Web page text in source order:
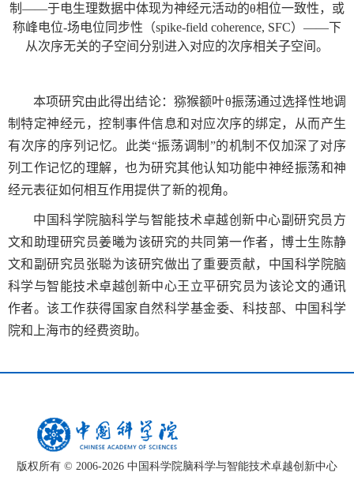
制——于电生理数据中体现为神经元活动的θ相位一致性，或
称峰电位-场电位同步性（spike-field coherence, SFC）——下
从次序无关的子空间分别进入对应的次序相关子空间。
本项研究由此得出结论：猕猴额叶θ振荡通过选择性地调
制特定神经元，控制事件信息和对应次序的绑定，从而产生
有次序的序列记忆。此类“振荡调制”的机制不仅加深了对序
列工作记忆的理解，也为研究其他认知功能中神经振荡和神
经元表征如何相互作用提供了新的视角。
中国科学院脑科学与智能技术卓越创新中心副研究员方
文和助理研究员姜曦为该研究的共同第一作者，博士生陈静
文和副研究员张聪为该研究做出了重要贡献，中国科学院脑
科学与智能技术卓越创新中心王立平研究员为该论文的通讯
作者。该工作获得国家自然科学基金委、科技部、中国科学
院和上海市的经费资助。
版权所有 © 2006-2026 中国科学院脑科学与智能技术卓越创新中心